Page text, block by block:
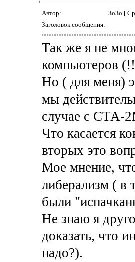
Автор: ЗоЗо [
Заголовок сообщения:
Так же я не
компьютеров
Но ( для меня)
мы
случае с СТА-
Что касается
вторых это
Мое мнение,
либерализм ( в
были
Не знаю я
доказать, что
надо?).